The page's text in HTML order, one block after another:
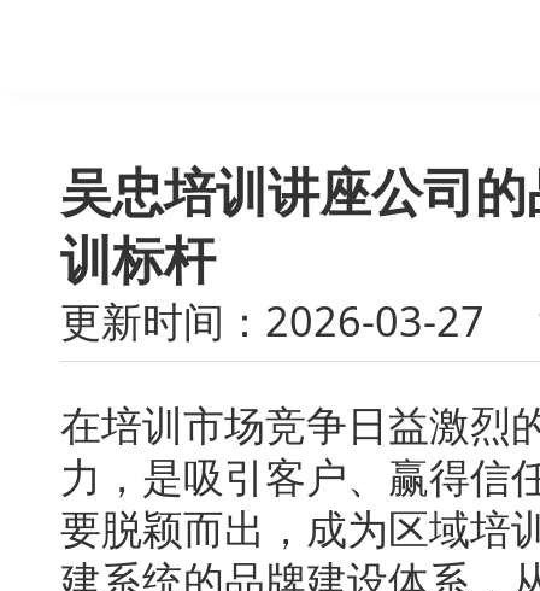
吴忠培训讲座公司
训标杆
更新时间：2026-03-27
在培训市场竞争日益激烈
力，是吸引客户、赢得信
要脱颖而出，成为区域培